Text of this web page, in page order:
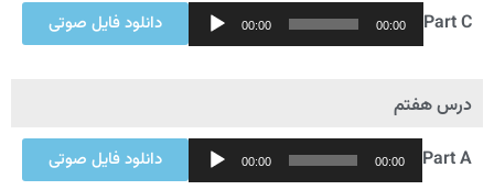
Part C
Audio
Player
00:00 00:00 دانلود فایل صوتی
درس هفتم
Part A
Audio
Player
00:00 00:00 دانلود فایل صوتی